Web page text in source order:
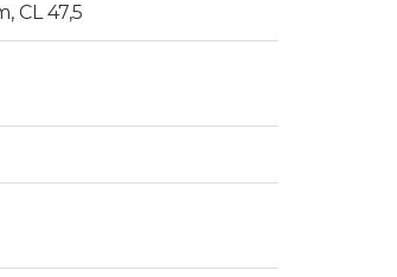
CL 47,5